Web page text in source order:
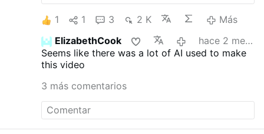
1 1 3 2 K
Más
ElizabethCook
hace 2 meses
Seems like there was a lot of AI used to make
this video
3 más comentarios